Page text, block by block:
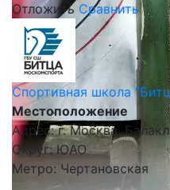
Отложить Сравнить
Спортивная школа
Местоположение
Адрес: г. Москва,
Округ: ЮАО
Метро: Чертановская